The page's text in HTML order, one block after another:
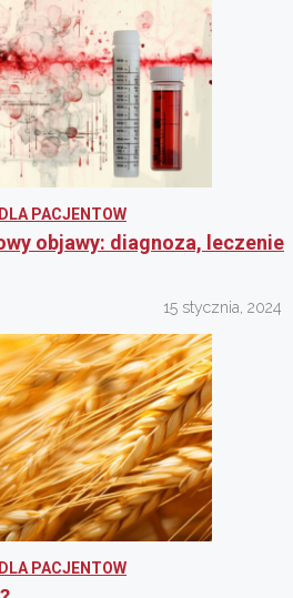
PACJENTOW
objawy: diagnoza, leczenie
15 stycznia, 2024
PACJENTOW